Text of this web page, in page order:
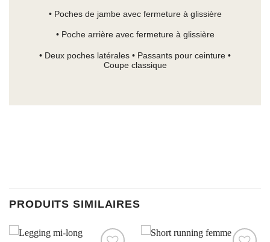
• Poches de jambe avec fermeture à glissière
• Poche arrière avec fermeture à glissière
• Deux poches latérales • Passants pour ceinture •
Coupe classique
PRODUITS SIMILAIRES